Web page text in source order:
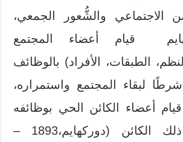
الاجتماعي والشُّعور الجمعي،
قيام أعضاء المجتمع
الطبقات، الأفراد) بالوظائف
شرطًا لبقاء المجتمع واستمراره،
أعضاء الكائن الحي بوظائفه
شرطا لبقاء ذلك الكائن (دوركهايم،1893 –